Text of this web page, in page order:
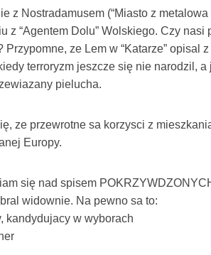
z Nostradamusem (“Miasto z
z “Agentem Dolu” Wolskiego. Czy
Przypomne, ze Lem w “Katarze” opisal
terroryzm jeszcze się nie narodzil,
pielucha.
ze przewrotne sa korzysci z
Europy.
się nad spisem
widownie. Na pewno sa to:
kandydujacy w wyborach